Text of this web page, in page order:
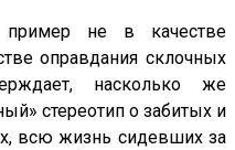
не в качестве
оправдания склочных
насколько же
стереотип о забитых и
всю жизнь сидевших за